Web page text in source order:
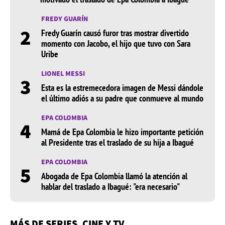
2
FREDY GUARÍN
Fredy Guarín causó furor tras mostrar divertido
momento con Jacobo, el hijo que tuvo con Sara
Uribe
3 LIONEL MESSI
Esta es la estremecedora imagen de Messi dándole
el último adiós a su padre que conmueve al mundo
4 EPA COLOMBIA
Mamá de Epa Colombia le hizo importante petición
al Presidente tras el traslado de su hija a Ibagué
5 EPA COLOMBIA
Abogada de Epa Colombia llamó la atención al
hablar del traslado a Ibagué: "era necesario"